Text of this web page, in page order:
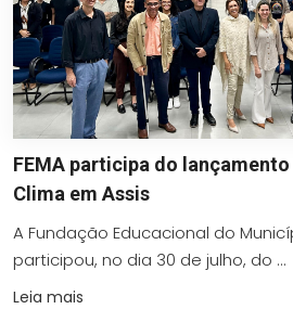
FEMA participa do lançamento
Clima em Assis
A Fundação Educacional do
participou, no dia 30 de julho, do ...
Leia mais